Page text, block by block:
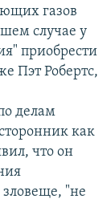
газов
случае у
приобрести
Пэт Робертс,
делам
как
что он
"не